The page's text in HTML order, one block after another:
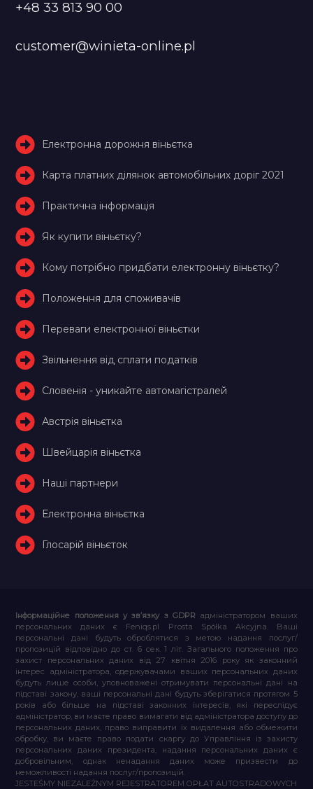
+48 33 813 90 00
customer@winieta-online.pl
Електронна дорожня віньєтка
Карта платних ділянок автомобільних доріг 2021
Практична інформація
Як купити віньєтку?
Кому потрібно придбати електронну віньєтку?
Положення для споживачів
Переваги електронної віньєтки
Звільнення від сплати податків
Словенія - уникайте автомагістралей
Австрія віньєтка
Швейцарія віньєтка
Наші партнери
Електронна віньєтка
Глосарій віньєток
Інформаційне положення у зв’язку з GDPR адміністратором ваших
персональних даних є Feniqs.pl Prosta Spółka Akcyjna. Ваші
персональні дані будуть оброблятися з метою надання послуг/
пропозицій відповідно до ст. 6 сек. 1 літ. Загального положення про
захист персональних даних від 27 квітня 2016 року як законний
інтерес адміністратора, одержувачами ваших персональних даних
будуть лише особи, уповноважені отримувати персональні дані на
підставі закону, ваші персональні дані будуть зберігатися протягом 5
років або більше на підставі законних інтересів, які переслідує
адміністратор, ви маєте право вимагати від адміністратора доступу до
персональних даних, право виправити їх видалення або обмежити
обробку, ви маєте право подати скаргу до Управління із захисту
персональних даних президента, надання персональних даних є
добровільним, однак ненадання даних може призвести до
неможливості надання послуг/пропозицій.
JESTEŚMY NIEZALEŻNYM REJESTRATOREM OPŁAT AUTOSTRADOWYCH